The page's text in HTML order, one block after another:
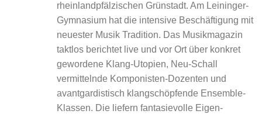
rheinlandpfälzischen Grünstadt. Am Leininger-
Gymnasium hat die intensive Beschäftigung mit
neuester Musik Tradition. Das Musikmagazin
taktlos berichtet live und vor Ort über konkret
gewordene Klang-Utopien, Neu-Schall
vermittelnde Komponisten-Dozenten und
avantgardistisch klangschöpfende Ensemble-
Klassen. Die liefern fantasievolle Eigen-